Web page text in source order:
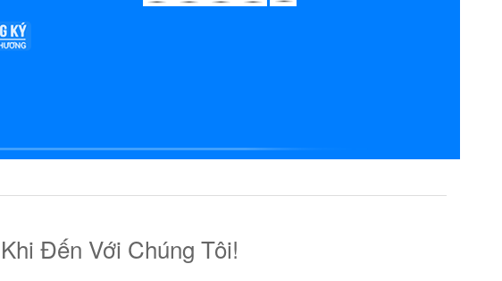
Đến Với Chúng Tôi!